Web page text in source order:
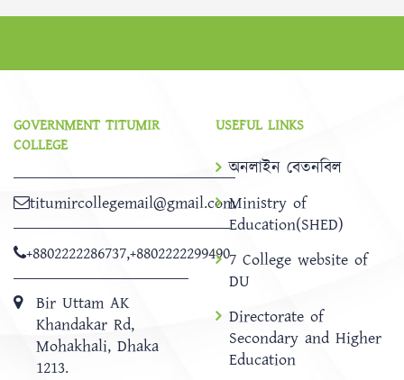
GOVERNMENT TITUMIR
COLLEGE
titumircollegemail@gmail.com
+8802222286737,+8802222299490
Bir Uttam AK
Khandakar Rd,
Mohakhali, Dhaka
1213.
USEFUL LINKS
অনলাইন বেতনবিল
Ministry of
Education(SHED)
7 College website of
DU
Directorate of
Secondary and Higher
Education